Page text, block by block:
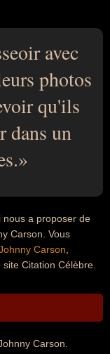
avec
photos
qu'ils
dans un
nous a proposer de
Carson. Vous
Carson
Citation Célèbre.
Carson.